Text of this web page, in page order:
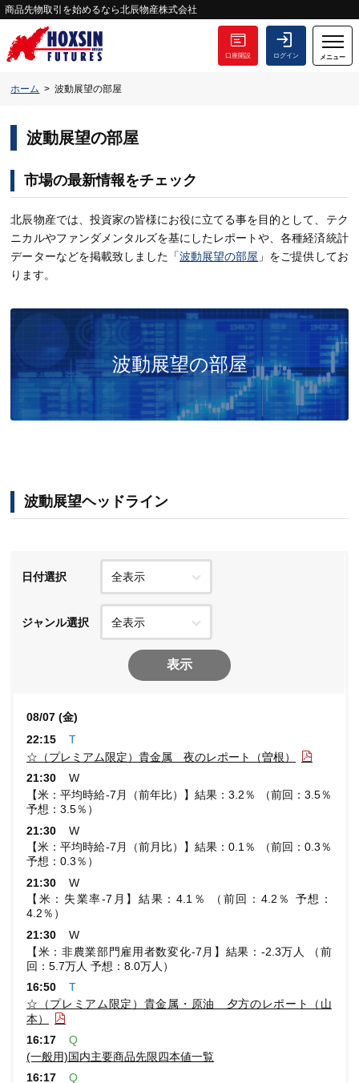
商品先物取引を始めるなら北辰物産株式会社
口座開設 ログイン メニュー
ホーム 波動展望の部屋
波動展望の部屋
市場の最新情報をチェック
北辰物産では、投資家の皆様にお役に立てる事を目的として、テク
ニカルやファンダメンタルズを基にしたレポートや、各種経済統計
データーなどを掲載致しました「波動展望の部屋 」をご提供してお
ります。
波動展望ヘッドライン